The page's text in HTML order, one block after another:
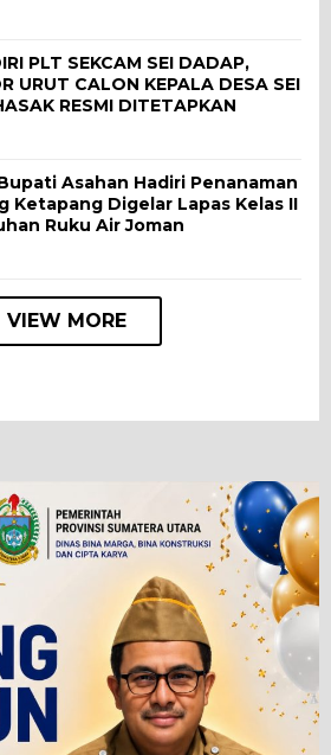
PLT SEKCAM SEI DADAP,
URUT CALON KEPALA DESA SEI
RESMI DITETAPKAN
Asahan Hadiri Penanaman
Ketapang Digelar Lapas Kelas II
Ruku Air Joman
VIEW MORE